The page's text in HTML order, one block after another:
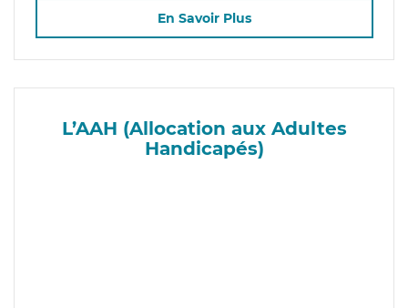
En Savoir Plus
L’AAH (Allocation aux Adultes
Handicapés)